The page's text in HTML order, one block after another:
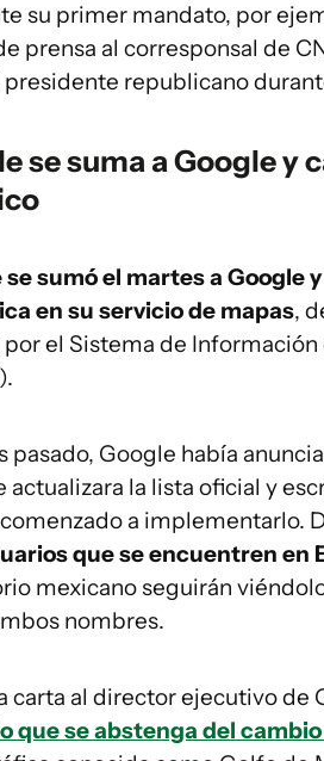
su primer mandato, por
prensa al corresponsal de
presidente republicano
se suma a Google y
sumó el martes a Google
en su servicio de mapas,
el Sistema de
pasado, Google había
actualizara la lista oficial y
a implementarlo.
que se encuentren en
mexicano seguirán
nombres.
carta al director ejecutivo de
que se abstenga del cambio